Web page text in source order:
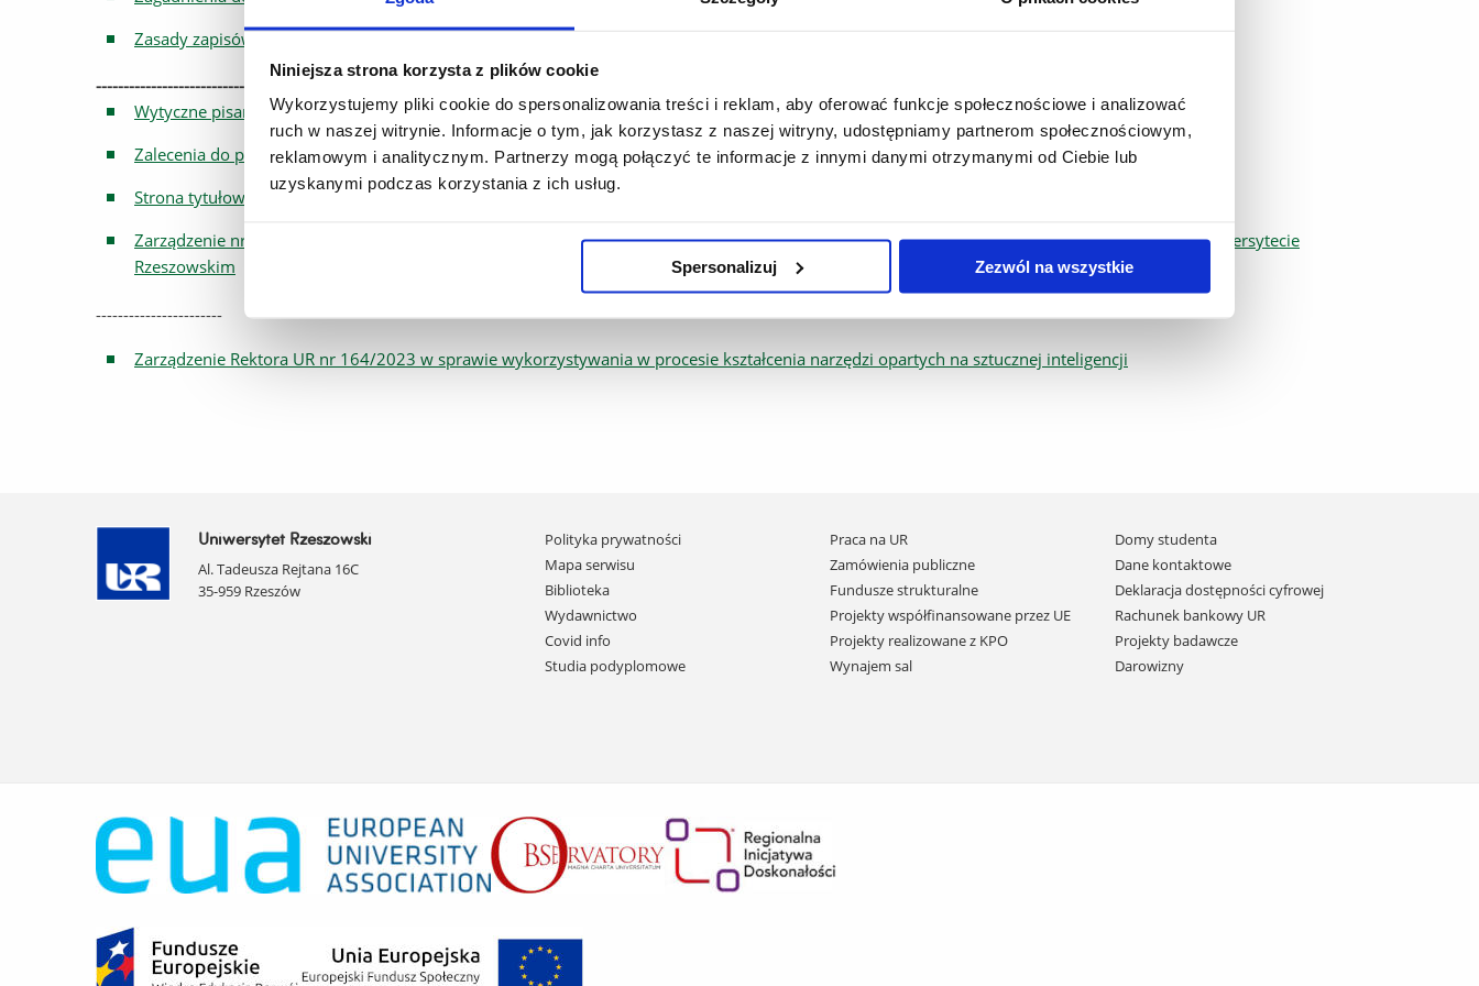
Niniejsza strona korzysta z plików cookie
Wykorzystujemy pliki cookie do spersonalizowania treści i reklam, aby oferować funkcje społecznościowe i analizować
ruch w naszej witrynie. Informacje o tym, jak korzystasz z naszej witryny, udostępniamy partnerom społecznościowym,
reklamowym i analitycznym. Partnerzy mogą połączyć te informacje z innymi danymi otrzymanymi od Ciebie lub
uzyskanymi podczas korzystania z ich usług.
Spersonalizuj Zezwól na wszystkie
Zasady zapisów do Jednostek organizacyjnych od 2025_2026
--------------------------------------------------------------------------------------------------------------------------------
Wytyczne pisanie pracy dyplomowej 2025/2026
Zalecenia do przygotowania prac dyplomowych - kierunek MPR
Strona tytułowa pracy dyplomowej
Zarządzenie nr 247/2025 Rektora Uniwersytetu Rzeszowskiego z dnia 3 listopada 2025 r. w sprawie ustalenia procedury antyplagiatowej w Uniwersytecie
Rzeszowskim
-----------------------
Zarządzenie Rektora UR nr 164/2023 w sprawie wykorzystywania w procesie kształcenia narzędzi opartych na sztucznej inteligencji
Uniwersytet Rzeszowski
Al. Tadeusza Rejtana 16C
35-959 Rzeszów
Pomiń
nawigację
i
przejdź
do
treści
Polityka prywatności
Mapa serwisu
Biblioteka
Wydawnictwo
Covid info
Studia podyplomowe
Praca na UR
Zamówienia publiczne
Fundusze strukturalne
Projekty współfinansowane przez UE
Projekty realizowane z KPO
Wynajem sal
Domy studenta
Dane kontaktowe
Deklaracja dostępności cyfrowej
Rachunek bankowy UR
Projekty badawcze
Darowizny